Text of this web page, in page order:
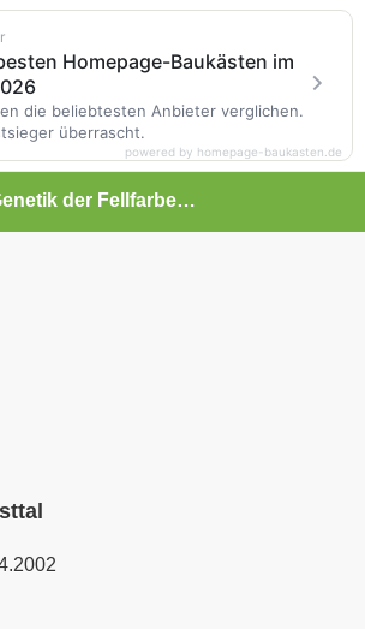
Genetik der Fellfarben beim Hund
Homepage-Baukästen im
die beliebtesten Anbieter verglichen.
überrascht.
powered by homepage-baukasten.de